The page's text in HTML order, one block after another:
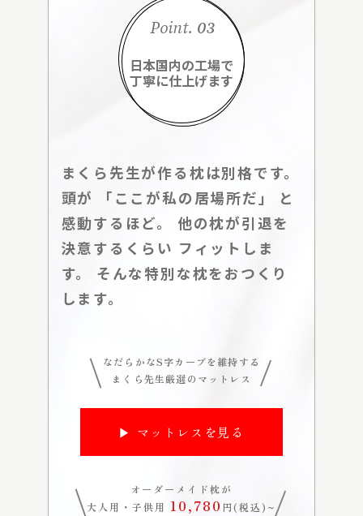
Point. 03
日本国内の工場で
丁寧に仕上げます
まくら先生が作る枕は別格です。
頭が 「ここが私の居場所だ」 と
感動するほど。 他の枕が引退を
決意するくらい フィットしま
す。 そんな特別な枕をおつくり
します。
なだらかなS字カーブを維持する
まくら先生厳選のマットレス
▶ マットレスを見る
オーダーメイド枕が
大人用・子供用 10,780 円(税込)~